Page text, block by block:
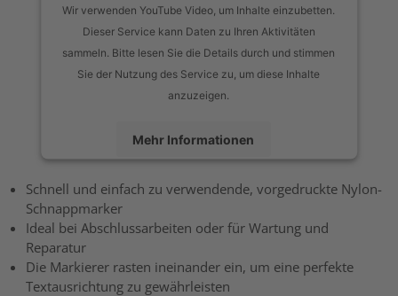
Wir verwenden YouTube Video, um Inhalte einzubetten.
Dieser Service kann Daten zu Ihren Aktivitäten
sammeln. Bitte lesen Sie die Details durch und stimmen
Sie der Nutzung des Service zu, um diese Inhalte
anzuzeigen.
Mehr Informationen
Akzeptieren
powered by
Schnell und einfach zu verwendende, vorgedruckte Nylon-
Schnappmarker
Ideal bei Abschlussarbeiten oder für Wartung und
Reparatur
Die Markierer rasten ineinander ein, um eine perfekte
Textausrichtung zu gewährleisten